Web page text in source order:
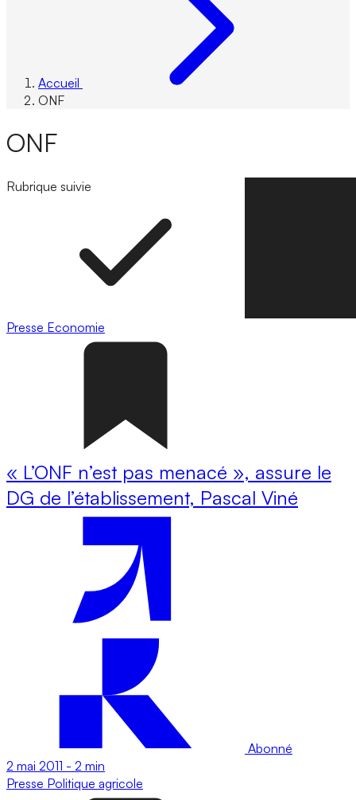
Accueil
ONF
ONF
Rubrique suivie
Presse Economie
« L’ONF n’est pas menacé », assure le
DG de l’établissement, Pascal Viné
Abonné
2 mai 2011 - 2 min
Presse Politique agricole